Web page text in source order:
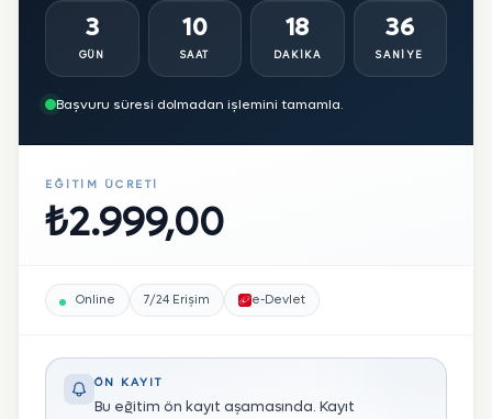
3
GÜN
10
SAAT
18
DAKIKA
34
SANIYE
Başvuru süresi dolmadan işlemini tamamla.
EĞITIM ÜCRETI
₺2.999,00
Online 7/24 Erişim e-Devlet
ÖN KAYIT
Bu eğitim ön kayıt aşamasında. Kayıt